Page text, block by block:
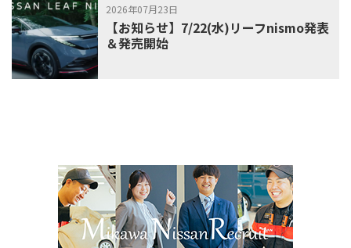
2026年07月23日
【お知らせ】7/22(水)リーフnismo発表
＆発売開始